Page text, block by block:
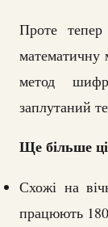
Проте
математичну
метод
заплутаний
Ще більше
Схожі на
працюють